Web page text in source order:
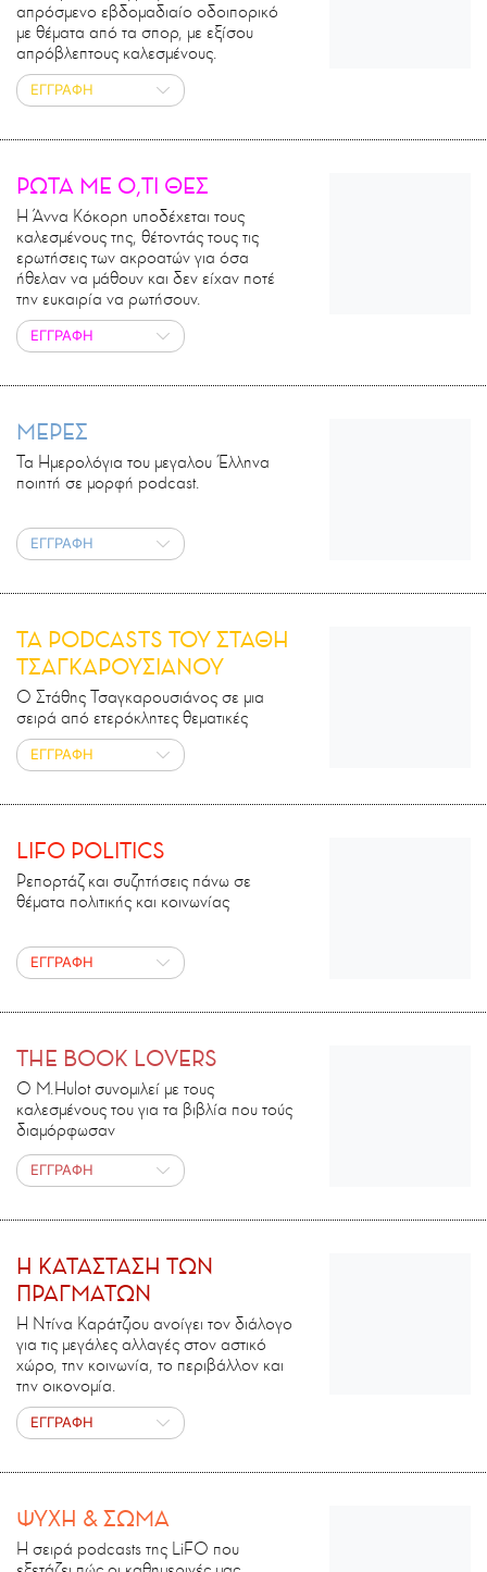
απρόσμενο εβδομαδιαίο οδοιπορικό
με θέματα από τα σπορ, με εξίσου
απρόβλεπτους καλεσμένους.
ΕΓΓΡΑΦΗ
ΡΩΤΑ ΜΕ Ο,ΤΙ ΘΕΣ
Η Άννα Κόκορη υποδέχεται τους
καλεσμένους της, θέτοντάς τους τις
ερωτήσεις των ακροατών για όσα
ήθελαν να μάθουν και δεν είχαν ποτέ
την ευκαιρία να ρωτήσουν.
ΕΓΓΡΑΦΗ
ΜΕΡΕΣ
Τα Ημερολόγια του μεγαλου Έλληνα
ποιητή σε μορφή podcast.
ΕΓΓΡΑΦΗ
ΤΑ PODCASTS ΤΟΥ ΣΤΑΘΗ
ΤΣΑΓΚΑΡΟΥΣΙΑΝΟΥ
Ο Στάθης Τσαγκαρουσιάνος σε μια
σειρά από ετερόκλητες θεματικές
ΕΓΓΡΑΦΗ
LIFO POLITICS
Ρεπορτάζ και συζητήσεις πάνω σε
θέματα πολιτικής και κοινωνίας
ΕΓΓΡΑΦΗ
THE BOOK LOVERS
Ο M.Ηulot συνομιλεί με τους
καλεσμένους του για τα βιβλία που τούς
διαμόρφωσαν
ΕΓΓΡΑΦΗ
H ΚΑΤΑΣΤΑΣΗ ΤΩΝ
ΠΡΑΓΜΑΤΩΝ
Η Ντίνα Καράτζιου ανοίγει τον διάλογο
για τις μεγάλες αλλαγές στον αστικό
χώρο, την κοινωνία, το περιβάλλον και
την οικονομία.
ΕΓΓΡΑΦΗ
ΨΥΧΗ & ΣΩΜΑ
Η σειρά podcasts της LiFO που